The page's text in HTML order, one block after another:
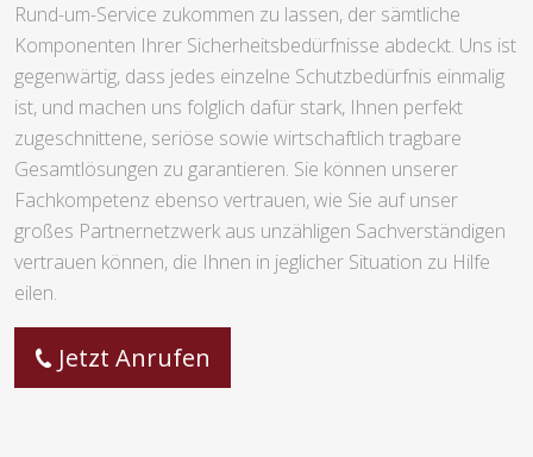
Rund-um-Service zukommen zu lassen, der sämtliche
Komponenten Ihrer Sicherheitsbedürfnisse abdeckt. Uns ist
gegenwärtig, dass jedes einzelne Schutzbedürfnis einmalig
ist, und machen uns folglich dafür stark, Ihnen perfekt
zugeschnittene, seriöse sowie wirtschaftlich tragbare
Gesamtlösungen zu garantieren. Sie können unserer
Fachkompetenz ebenso vertrauen, wie Sie auf unser
großes Partnernetzwerk aus unzähligen Sachverständigen
vertrauen können, die Ihnen in jeglicher Situation zu Hilfe
eilen.
Jetzt Anrufen